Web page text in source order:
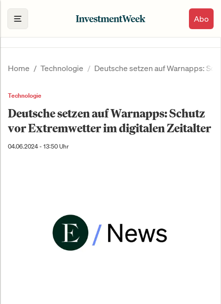
Abo
Home Technologie Deutsche setzen auf Warnapps:
Technologie
Deutsche setzen auf Warnapps: Schutz
vor Extremwetter im digitalen Zeitalter
04.06.2024 - 13:50 Uhr